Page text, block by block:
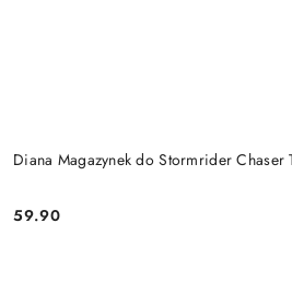
Diana Magazynek do Stormrider Chaser
Cena:
59.90